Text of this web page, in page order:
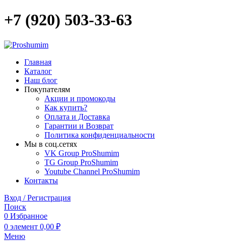
+7 (920) 503-33-63
Главная
Каталог
Наш блог
Покупателям
Акции и промокоды
Как купить?
Оплата и Доставка
Гарантии и Возврат
Политика конфиденциальности
Мы в соц.сетях
VK Group ProShumim
TG Group ProShumim
Youtube Channel ProShumim
Контакты
Вход / Регистрация
Поиск
0 Избранное
0 элемент 0,00 ₽
Меню